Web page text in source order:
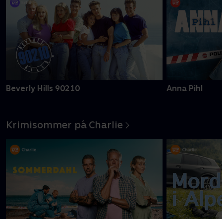
Beverly Hills 90210 Anna Pihl
Krimisommer på Charlie